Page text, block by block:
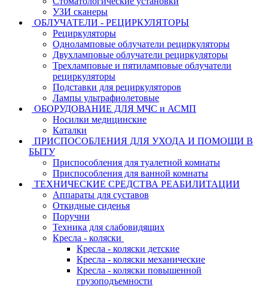
УЗИ сканеры
ОБЛУЧАТЕЛИ - РЕЦИРКУЛЯТОРЫ
Рециркуляторы
Одноламповые облучатели рециркуляторы
Двухламповые облучатели рециркуляторы
Трехламповые и пятиламповые облучатели
рециркуляторы
Подставки для рециркуляторов
Лампы ультрафиолетовые
ОБОРУДОВАНИЕ ДЛЯ МЧС и АСМП
Носилки медицинские
Каталки
ПРИСПОСОБЛЕНИЯ ДЛЯ УХОДА И ПОМОЩИ В
БЫТУ
Приспособления для туалетной комнаты
Приспособления для ванной комнаты
ТЕХНИЧЕСКИЕ СРЕДСТВА РЕАБИЛИТАЦИИ
Аппараты для суставов
Откидные сиденья
Поручни
Техника для слабовидящих
Кресла - коляски
Кресла - коляски детские
Кресла - коляски механические
Кресла - коляски повышенной
грузоподъемности